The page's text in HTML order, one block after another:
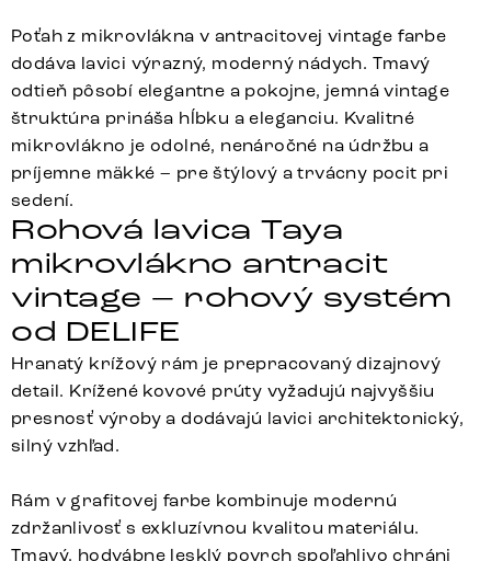
Poťah z mikrovlákna v antracitovej vintage farbe
dodáva lavici výrazný, moderný nádych. Tmavý
odtieň pôsobí elegantne a pokojne, jemná vintage
štruktúra prináša hĺbku a eleganciu. Kvalitné
mikrovlákno je odolné, nenáročné na údržbu a
príjemne mäkké – pre štýlový a trvácny pocit pri
sedení.
Rohová lavica Taya
mikrovlákno antracit
vintage – rohový systém
od DELIFE
Hranatý krížový rám je prepracovaný dizajnový
detail. Krížené kovové prúty vyžadujú najvyššiu
presnosť výroby a dodávajú lavici architektonický,
silný vzhľad.
Rám v grafitovej farbe kombinuje modernú
zdržanlivosť s exkluzívnou kvalitou materiálu.
Tmavý, hodvábne lesklý povrch spoľahlivo chráni